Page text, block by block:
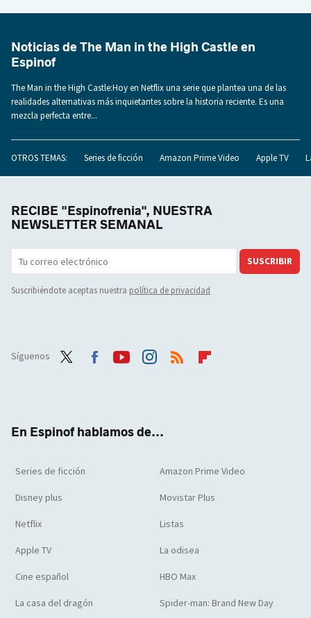
Noticias de The Man in the High Castle en
Espinof
The Man in the High Castle:Hoy en Netflix una serie que plantea una de las
realidades alternativas más inquietantes sobre la historia reciente. Es una
mezcla perfecta entre...
OTROS TEMAS: Series de ficción Amazon Prime Video Apple TV
RECIBE "Espinofrenia", NUESTRA
NEWSLETTER SEMANAL
SUSCRIBIR
Suscribiéndote aceptas nuestra política de privacidad
Síguenos
En Espinof hablamos de...
Series de ficción Amazon Prime Video
Disney plus Movistar Plus
Netflix Listas
Apple TV La odisea
Cine español HBO Max
La casa del dragón Spider-man: Brand New Day